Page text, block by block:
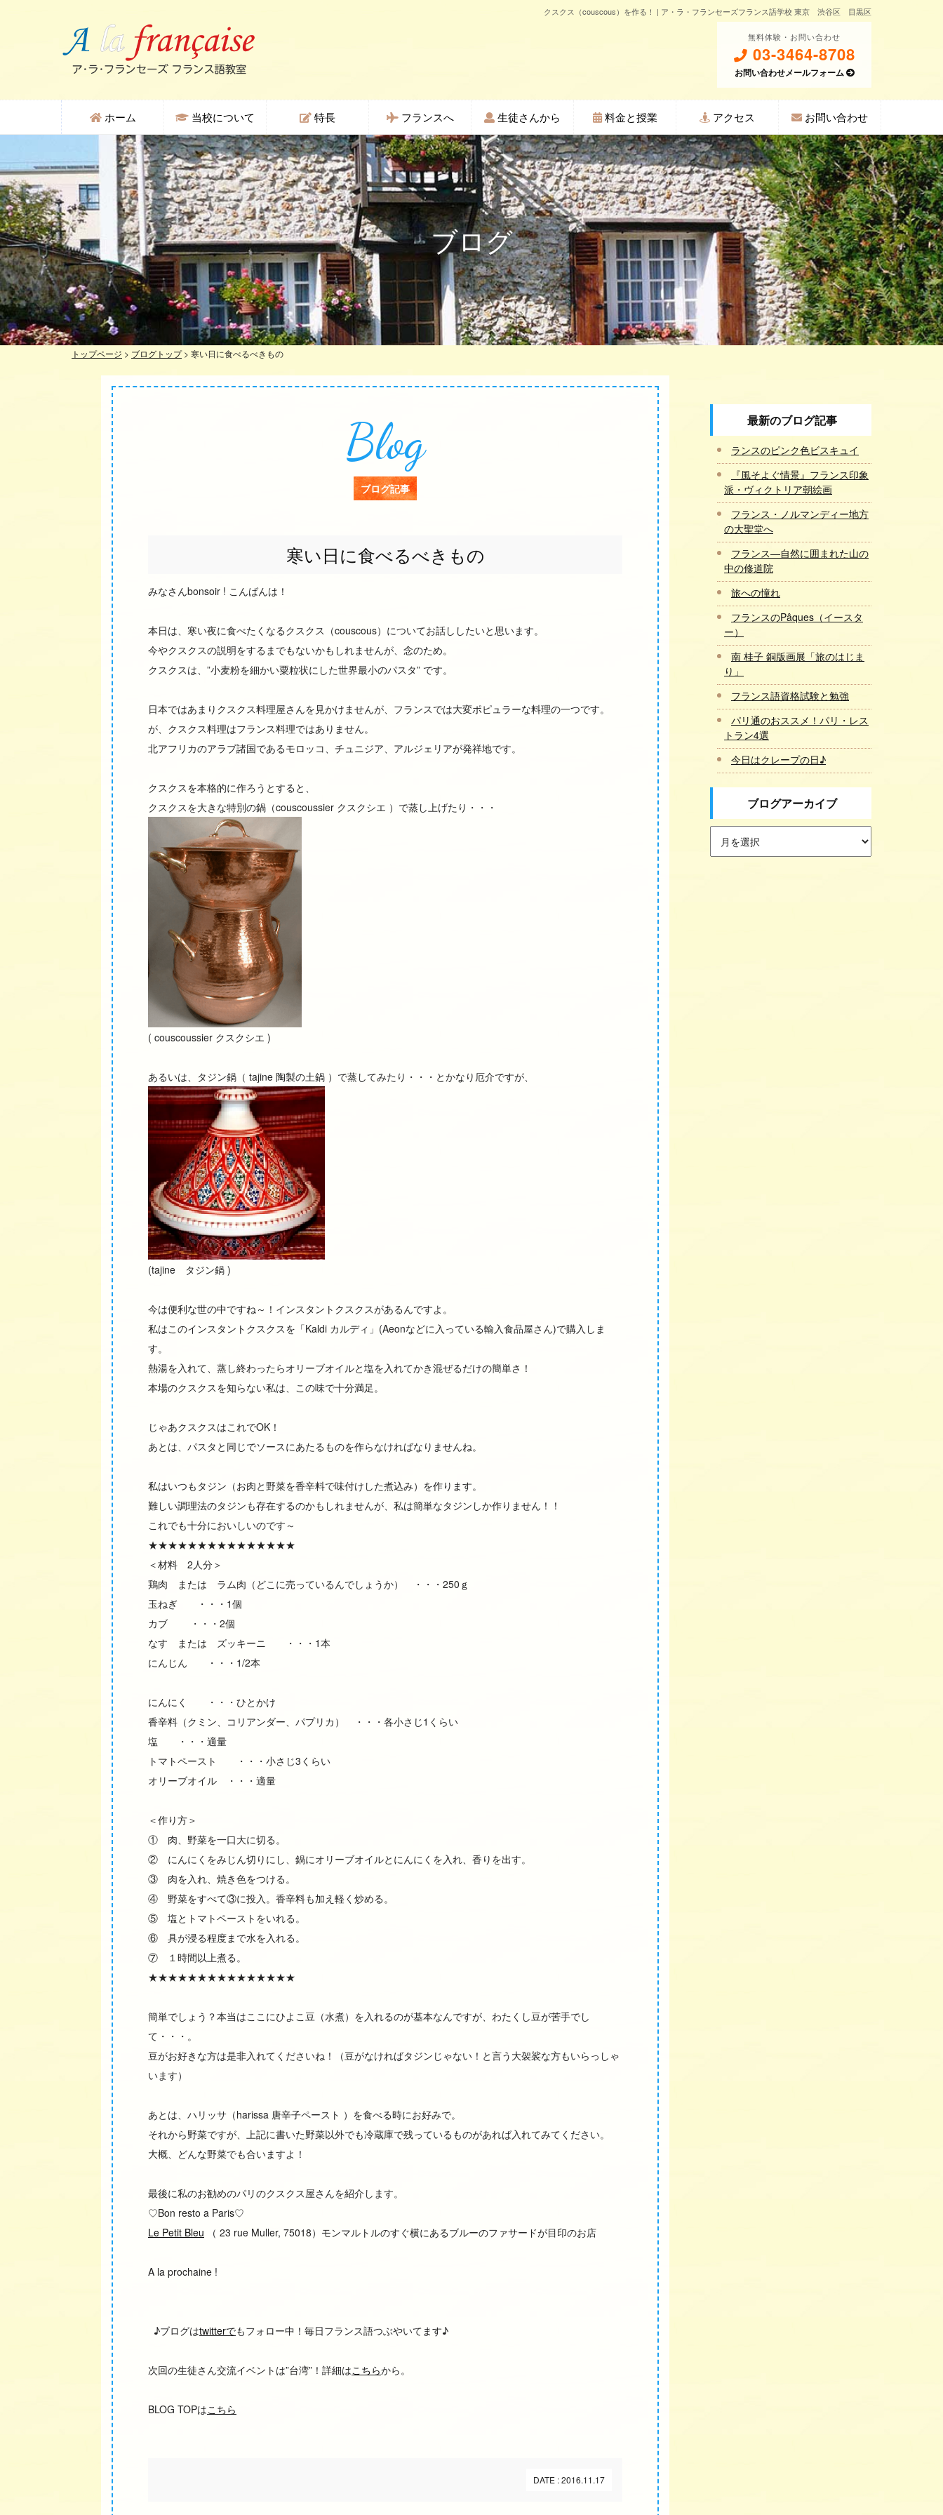
クスクス（couscous）を作る！ | ア・ラ・フランセーズフランス語学校 東京 渋谷区 目黒区
無料体験・お問い合わせ
03-3464-8708
お問い合わせメールフォーム
ホーム 当校について 特長 フランスへ 生徒さんから 料金と授業 アクセス お問い合わせ
ブログ
トップページ > ブログトップ> 寒い日に食べるべきもの
Blog
ブログ記事
寒い日に食べるべきもの
みなさんbonsoir ! こんばんは！
本日は、寒い夜に食べたくなるクスクス（couscous）についてお話ししたいと思います。
今やクスクスの説明をするまでもないかもしれませんが、念のため。
クスクスは、”小麦粉を細かい粟粒状にした世界最小のパスタ” です。
日本ではあまりクスクス料理屋さんを見かけませんが、フランスでは大変ポピュラーな料理の一つです。
が、クスクス料理はフランス料理ではありません。
北アフリカのアラブ諸国であるモロッコ、チュニジア、アルジェリアが発祥地です。
クスクスを本格的に作ろうとすると、
クスクスを大きな特別の鍋（couscoussier クスクシエ ）で蒸し上げたり・・・
( couscoussier クスクシエ )
あるいは、タジン鍋（ tajine 陶製の土鍋 ）で蒸してみたり・・・とかなり厄介ですが、
(tajine タジン鍋 )
今は便利な世の中ですね～！インスタントクスクスがあるんですよ。
私はこのインスタントクスクスを「Kaldi カルディ」(Aeonなどに入っている輸入食品屋さん)で購入しま
す。
熱湯を入れて、蒸し終わったらオリーブオイルと塩を入れてかき混ぜるだけの簡単さ！
本場のクスクスを知らない私は、この味で十分満足。
じゃあクスクスはこれでOK！
あとは、パスタと同じでソースにあたるものを作らなければなりませんね。
私はいつもタジン（お肉と野菜を香辛料で味付けした煮込み）を作ります。
難しい調理法のタジンも存在するのかもしれませんが、私は簡単なタジンしか作りません！！
これでも十分においしいのです～
★★★★★★★★★★★★★★★
＜材料 2人分＞
鶏肉 または ラム肉（どこに売っているんでしょうか） ・・・250ｇ
玉ねぎ ・・・1個
カブ ・・・2個
なす または ズッキーニ ・・・1本
にんじん ・・・1/2本
にんにく ・・・ひとかけ
香辛料（クミン、コリアンダー、パプリカ） ・・・各小さじ1くらい
塩 ・・・適量
トマトペースト ・・・小さじ3くらい
オリーブオイル ・・・適量
＜作り方＞
① 肉、野菜を一口大に切る。
② にんにくをみじん切りにし、鍋にオリーブオイルとにんにくを入れ、香りを出す。
③ 肉を入れ、焼き色をつける。
④ 野菜をすべて③に投入。香辛料も加え軽く炒める。
⑤ 塩とトマトペーストをいれる。
⑥ 具が浸る程度まで水を入れる。
⑦ １時間以上煮る。
★★★★★★★★★★★★★★★
簡単でしょう？本当はここにひよこ豆（水煮）を入れるのが基本なんですが、わたくし豆が苦手でし
て・・・。
豆がお好きな方は是非入れてくださいね！（豆がなければタジンじゃない！と言う大袈裟な方もいらっしゃ
います）
あとは、ハリッサ（harissa 唐辛子ペースト ）を食べる時にお好みで。
それから野菜ですが、上記に書いた野菜以外でも冷蔵庫で残っているものがあれば入れてみてください。
大概、どんな野菜でも合いますよ！
最後に私のお勧めのパリのクスクス屋さんを紹介します。
♡Bon resto a Paris♡
Le Petit Bleu （ 23 rue Muller, 75018）モンマルトルのすぐ横にあるブルーのファサードが目印のお店
A la prochaine !
♪ブログはtwitterでもフォロー中！毎日フランス語つぶやいてます♪
次回の生徒さん交流イベントは”台湾”！詳細はこちらから。
BLOG TOPはこちら
DATE : 2016.11.17
最新のブログ記事
ランスのピンク色ビスキュイ
『風そよぐ情景』フランス印象
派・ヴィクトリア朝絵画
フランス・ノルマンディー地方
の大聖堂へ
フランス―自然に囲まれた山の
中の修道院
旅への憧れ
フランスのPâques（イースタ
ー）
南 桂子 銅版画展「旅のはじま
り」
フランス語資格試験と勉強
パリ通のおススメ！パリ・レス
トラン4選
今日はクレープの日♪
ブログアーカイブ